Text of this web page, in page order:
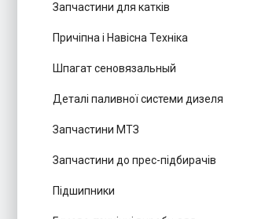
Запчастини для катків
Причіпна і Навісна Техніка
Шпагат сеновязальный
Деталі паливної системи дизеля
Запчастини МТЗ
Запчастини до прес-підбирачів
Підшипники